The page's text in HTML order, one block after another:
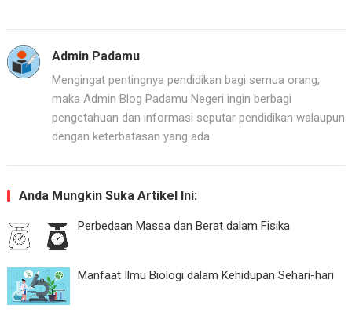
Admin Padamu
Mengingat pentingnya pendidikan bagi semua orang,
maka Admin Blog Padamu Negeri ingin berbagi
pengetahuan dan informasi seputar pendidikan walaupun
dengan keterbatasan yang ada.
Anda Mungkin Suka Artikel Ini:
Perbedaan Massa dan Berat dalam Fisika
Manfaat Ilmu Biologi dalam Kehidupan Sehari-hari